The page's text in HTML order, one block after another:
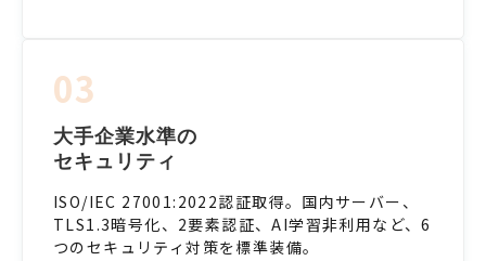
03
大手企業水準の
セキュリティ
ISO/IEC 27001:2022認証取得。国内サーバー、
TLS1.3暗号化、2要素認証、AI学習非利用など、6
つのセキュリティ対策を標準装備。